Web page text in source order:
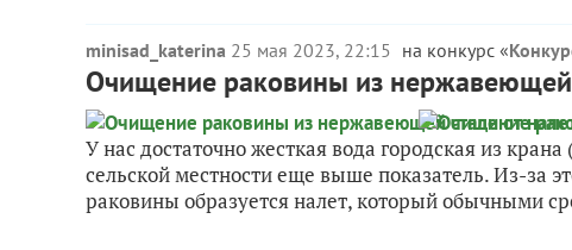
minisad_katerina 25 мая 2023, 22:15 на конкурс «
Очищение раковины из нержавеющей
У нас достаточно жесткая вода городская из
сельской местности еще выше показатель. Из-за
раковины образуется налет, который обычными